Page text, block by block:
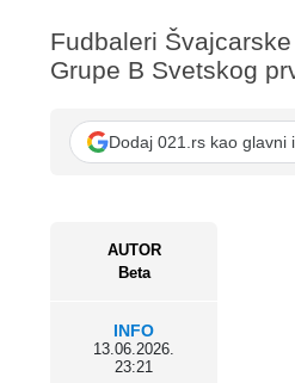
AUTOR
Beta
INFO
13.06.2026.
23:21
Fudbaleri
Grupe B Svetskog
Dodaj 021.rs kao glavni